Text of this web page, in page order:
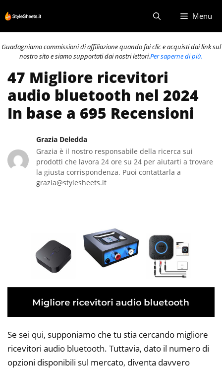
al
contenuto
Menu
Guadagniamo commissioni di affiliazione quando fai clic e acquisti dai link sul
nostro sito e siamo supportati dai nostri lettori.Per saperne di più.
47 Migliore ricevitori
audio bluetooth nel 2024
In base a 695 Recensioni
Grazia Deledda
Grazia è il nostro responsabile della ricerca sui
prodotti che lavora 24 ore su 24 per aiutarti a trovare
la giusta corrispondenza. Puoi contattarla a
grazia@stylesheets.it
Se sei qui, supponiamo che tu stia cercando migliore
ricevitori audio bluetooth. Tuttavia, dato il numero di
opzioni disponibili sul mercato, diventa davvero